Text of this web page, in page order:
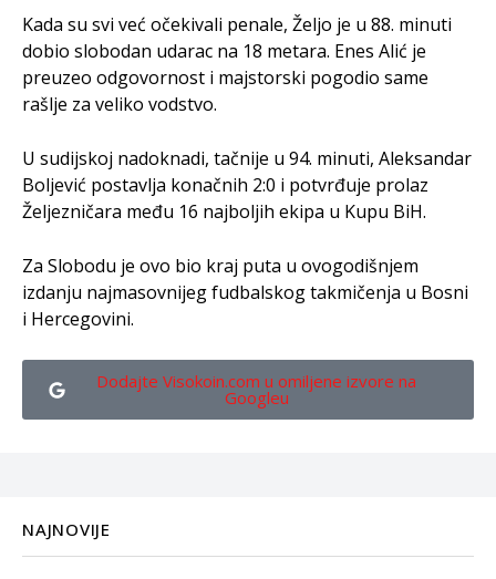
Kada su svi već očekivali penale, Željo je u 88. minuti
dobio slobodan udarac na 18 metara. Enes Alić je
preuzeo odgovornost i majstorski pogodio same
rašlje za veliko vodstvo.
U sudijskoj nadoknadi, tačnije u 94. minuti, Aleksandar
Boljević postavlja konačnih 2:0 i potvrđuje prolaz
Željezničara među 16 najboljih ekipa u Kupu BiH.
Za Slobodu je ovo bio kraj puta u ovogodišnjem
izdanju najmasovnijeg fudbalskog takmičenja u Bosni
i Hercegovini.
Dodajte Visokoin.com u omiljene izvore na
Googleu
NAJNOVIJE